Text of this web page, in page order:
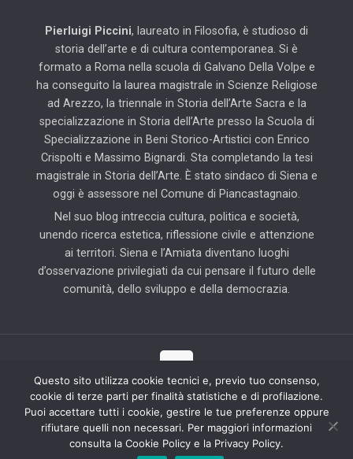
Pierluigi Piccini, laureato in Filosofia, è studioso di
storia dell’arte e di cultura contemporanea. Si è
formato a Roma nella scuola di Galvano Della Volpe e
ha conseguito la laurea magistrale in Scienze Religiose
ad Arezzo, la triennale in Storia dell’Arte Sacra e la
specializzazione in Storia dell’Arte presso la Scuola di
Specializzazione in Beni Storico-Artistici con Enrico
Crispolti e Massimo Bignardi. Sta completando la tesi
magistrale in Storia dell’Arte. È stato sindaco di Siena e
oggi è assessore nel Comune di Piancastagnaio.
Nel suo blog intreccia cultura, politica e società,
unendo ricerca estetica, riflessione civile e attenzione
ai territori. Siena e l’Amiata diventano luoghi
d’osservazione privilegiati da cui pensare il futuro delle
comunità, dello sviluppo e della democrazia.
© 2025 Il Blog di Pierluigi Piccini | Tutti i diritti riservati | Partner
tecnico: Hab Solution
Questo sito utilizza cookie tecnici e, previo tuo consenso,
cookie di terze parti per finalità statistiche e di profilazione.
Puoi accettare tutti i cookie, gestire le tue preferenze oppure
rifiutare quelli non necessari. Per maggiori informazioni
consulta la Cookie Policy e la Privacy Policy.